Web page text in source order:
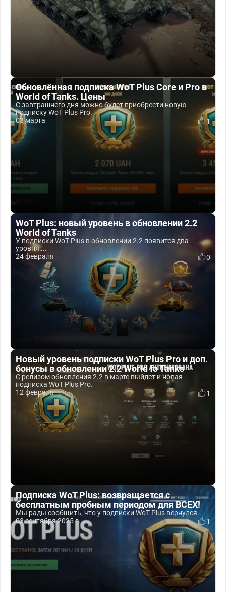
Обновлённая подписка WoT Plus Core и Pro в
World of Tanks. Цены
С завтрашнего дня можно будет приобрести новую
подписку WoT Plus Pro.
03 марта
1
WoT Plus: новый уровень в обновлении 2.2
World of Tanks
У подписки WoT Plus в обновлении 2.2 появится два
уровня:...
24 февраля
0
Новый уровень подписки WoT Plus Pro и доп.
бонусы в обновлении 2.2 World fo Tanks
С релизом обновления 2.2 в марте выйдет и новая
подписка WoT Plus Pro.
12 февраля
1
Подписка WoT Plus: возвращается с
бесплатным пробным периодом для ВСЕХ!
Мы рады сообщить, что у подписки WoT Plus вернулся...
03 сентября 2025 г.
1